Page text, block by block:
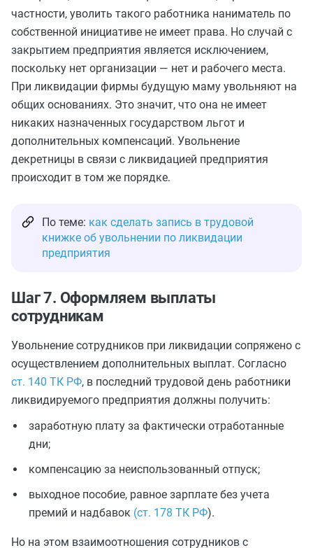
частности, уволить такого работника наниматель по
собственной инициативе не имеет права. Но случай с
закрытием предприятия является исключением,
поскольку нет организации — нет и рабочего места.
При ликвидации фирмы будущую маму увольняют на
общих основаниях. Это значит, что она не имеет
никаких назначенных государством льгот и
дополнительных компенсаций. Увольнение
декретницы в связи с ликвидацией предприятия
происходит в том же порядке.
По теме: как сделать запись в трудовой
книжке об увольнении по ликвидации
предприятия
Шаг 7. Оформляем выплаты
сотрудникам
Увольнение сотрудников при ликвидации сопряжено с
осуществлением дополнительных выплат. Согласно
ст. 140 ТК РФ, в последний трудовой день работники
ликвидируемого предприятия должны получить:
заработную плату за фактически отработанные
дни;
компенсацию за неиспользованный отпуск;
выходное пособие, равное зарплате без учета
премий и надбавок (ст. 178 ТК РФ).
Но на этом взаимоотношения сотрудников с